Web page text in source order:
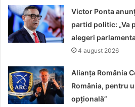
Victor Ponta
partid politic: „Va
alegeri
4 august 2026
Alianța România
România, pentru
opțională”